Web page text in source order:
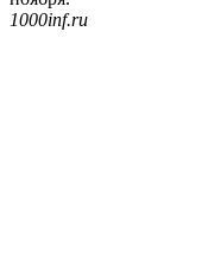
1000inf.ru